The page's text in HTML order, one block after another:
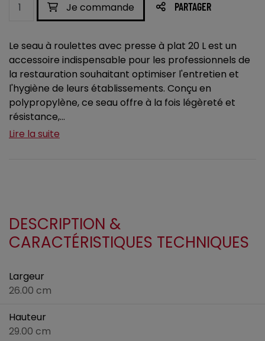
Je commande PARTAGER
Le seau à roulettes avec presse à plat 20 L est un
accessoire indispensable pour les professionnels de
la restauration souhaitant optimiser l'entretien et
l'hygiène de leurs établissements. Conçu en
polypropylène, ce seau offre à la fois légèreté et
résistance,...
Lire la suite
DESCRIPTION &
CARACTÉRISTIQUES TECHNIQUES
Largeur
26.00 cm
Hauteur
29.00 cm